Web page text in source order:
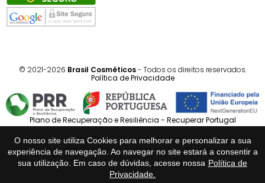
O nosso site utiliza Cookies para melhorar e personalizar a sua
experiência de navegação. Ao navegar no site estará a consentir a
sua utilização. Em caso de dúvidas, acesse nossa Política de
Privacidade.
© 2021-2026 Brasil Cosméticos- Todos os direitos reservados.
Política de Privacidade
Plano de Recuperação e Resiliência - Recuperar Portugal
Português Español